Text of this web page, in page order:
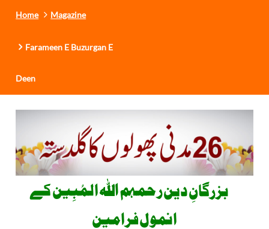
Home Magazine
Farameen E Buzurgan E
Deen
بزرگانِ دینرحمہم اللہ المُبِین کے
انمول فرامین